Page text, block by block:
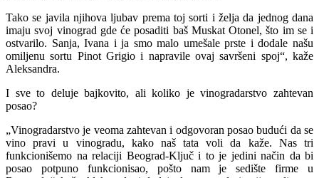
Tako se javila njihova ljubav prema toj sorti i želja da jednog dana
imaju svoj vinograd gde će posaditi baš Muskat Otonel, što im se i
ostvarilo. Sanja, Ivana i ja smo malo umešale prste i dodale našu
omiljenu sortu Pinot Grigio i napravile ovaj savršeni spoj“, kaže
Aleksandra.
I sve to deluje bajkovito, ali koliko je vinogradarstvo zahtevan
posao?
„Vinogradarstvo je veoma zahtevan i odgovoran posao budući da se
vino pravi u vinogradu, kako naš tata voli da kaže. Nas tri
funkcionišemo na relaciji Beograd-Ključ i to je jedini način da bi
posao potpuno funkcionisao, pošto nam je sedište firme u